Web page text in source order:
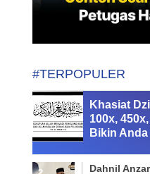
#TERPOPULER
Khasiat
100x,
Bikin
Dahnil